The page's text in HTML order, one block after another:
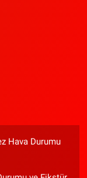
Hava Durumu